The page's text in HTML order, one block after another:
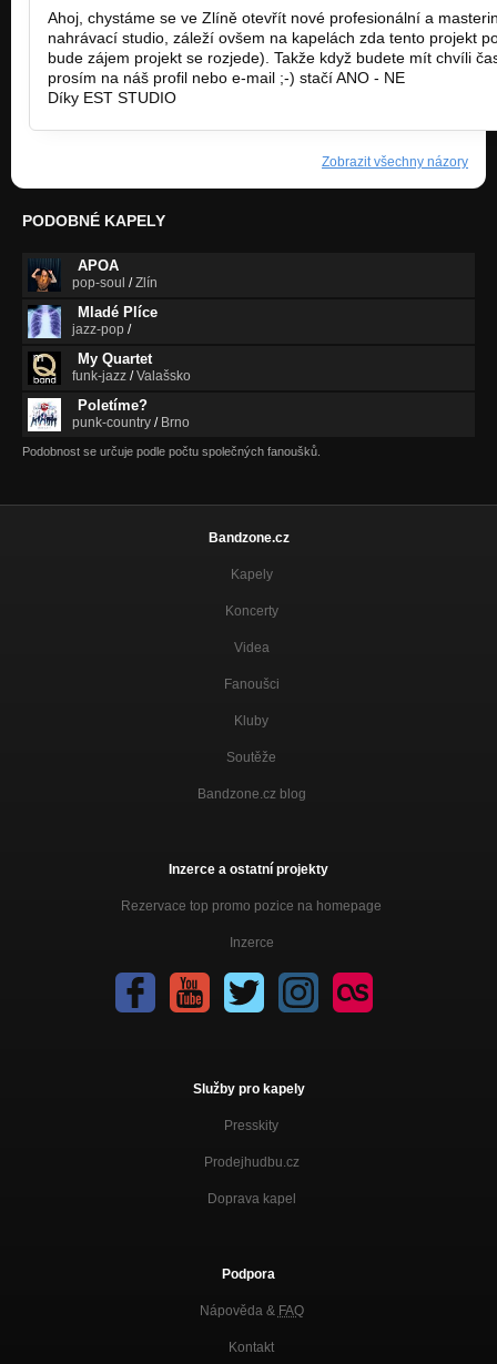
Ahoj, chystáme se ve Zlíně otevřít nové profesionální a
nahrávací studio, záleží ovšem na kapelách zda tento projekt
bude zájem projekt se rozjede). Takže když budete mít chvíli
prosím na náš profil nebo e-mail ;-) stačí ANO - NE
Díky EST STUDIO
Zobrazit všechny názory
PODOBNÉ KAPELY
APOA
pop-soul /Zlín
Mladé Plíce
jazz-pop /
My Quartet
funk-jazz /Valašsko
Poletíme?
punk-country / Brno
Podobnost se určuje podle počtu společných fanoušků.
Bandzone.cz
Kapely
Koncerty
Videa
Fanoušci
Kluby
Soutěže
Bandzone.cz blog
Inzerce a ostatní projekty
Rezervace top promo pozice na homepage
Inzerce
Služby pro kapely
Presskity
Prodejhudbu.cz
Doprava kapel
Podpora
Nápověda & FAQ
Kontakt